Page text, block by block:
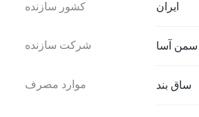
کشور سازنده ایران
شرکت سازنده سمن آسا
موارد مصرف ساق بند